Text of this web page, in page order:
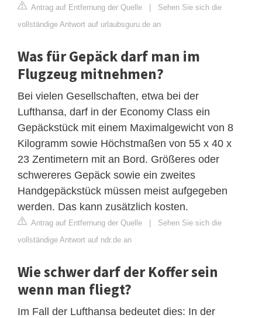
Antrag auf Entfernung der Quelle | Sehen Sie sich die
vollständige Antwort auf urlaubsguru.de an
Was für Gepäck darf man im
Flugzeug mitnehmen?
Bei vielen Gesellschaften, etwa bei der
Lufthansa, darf in der Economy Class ein
Gepäckstück mit einem Maximalgewicht von 8
Kilogramm sowie Höchstmaßen von 55 x 40 x
23 Zentimetern mit an Bord. Größeres oder
schwereres Gepäck sowie ein zweites
Handgepäckstück müssen meist aufgegeben
werden. Das kann zusätzlich kosten.
Antrag auf Entfernung der Quelle | Sehen Sie sich die
vollständige Antwort auf ndr.de an
Wie schwer darf der Koffer sein
wenn man fliegt?
Im Fall der Lufthansa bedeutet dies: In der